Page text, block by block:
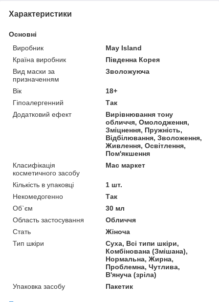
Характеристики
Основні
Виробник
May Island
Країна виробник
Південна Корея
Вид маски за
призначенням
Зволожуюча
Вік
18+
Гіпоалергенний
Так
Додатковий ефект
Вирівнювання тону
обличчя, Омолодження,
Зміцнення, Пружність,
Відбілювання, Зволоження,
Живлення, Освітлення,
Пом'якшення
Класифікація
косметичного засобу
Мас маркет
Кількість в упаковці
1 шт.
Некомедогенно
Так
Об`єм
30 мл
Область застосування
Обличчя
Стать
Жіноча
Тип шкіри
Суха, Всі типи шкіри,
Комбінована (Змішана),
Нормальна, Жирна,
Проблемна, Чутлива,
В'януча (зріла)
Упаковка засобу
Пакетик